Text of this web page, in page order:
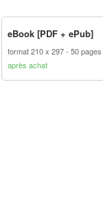
eBook [PDF + ePub]
format 210 x 297 50 pages
après achat